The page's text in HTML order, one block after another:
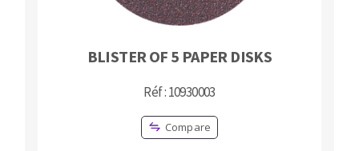
BLISTER OF 5 PAPER DISKS
Réf : 10930003
Compare